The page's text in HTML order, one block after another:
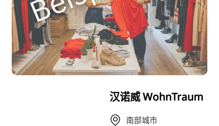
FR
PT
TR
RU
FI
JA
汉诺威 WohnTraum
南部城市